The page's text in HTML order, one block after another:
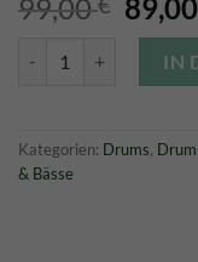
99,00
Preis
war:
IN
Kategorien: Drums,
& Bässe